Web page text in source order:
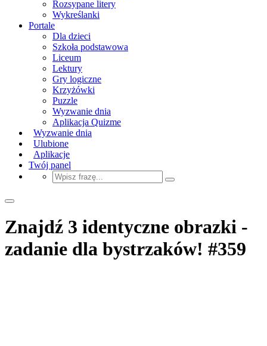
Rozsypane litery
Wykreślanki
Portale
Dla dzieci
Szkoła podstawowa
Liceum
Lektury
Gry logiczne
Krzyżówki
Puzzle
Wyzwanie dnia
Aplikacja Quizme
Wyzwanie dnia
Ulubione
Aplikacje
Twój panel
Znajdź 3 identyczne obrazki -
zadanie dla bystrzaków! #359